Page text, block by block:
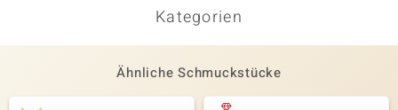
Kategorien
Ähnliche Schmuckstücke